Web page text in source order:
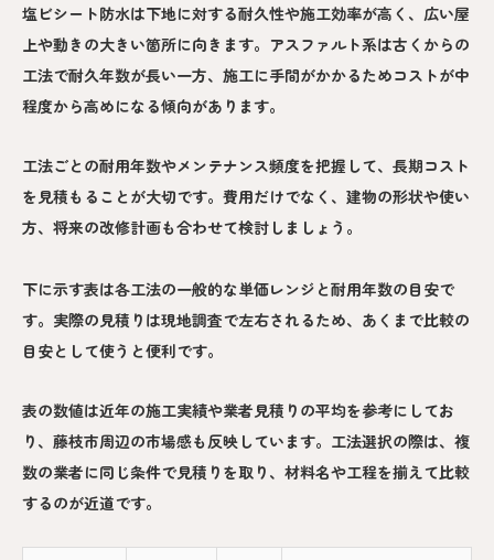
塩ビシート防水は下地に対する耐久性や施工効率が高く、広い屋
上や動きの大きい箇所に向きます。アスファルト系は古くからの
工法で耐久年数が長い一方、施工に手間がかかるためコストが中
程度から高めになる傾向があります。
工法ごとの耐用年数やメンテナンス頻度を把握して、長期コスト
を見積もることが大切です。費用だけでなく、建物の形状や使い
方、将来の改修計画も合わせて検討しましょう。
下に示す表は各工法の一般的な単価レンジと耐用年数の目安で
す。実際の見積りは現地調査で左右されるため、あくまで比較の
目安として使うと便利です。
表の数値は近年の施工実績や業者見積りの平均を参考にしてお
り、藤枝市周辺の市場感も反映しています。工法選択の際は、複
数の業者に同じ条件で見積りを取り、材料名や工程を揃えて比較
するのが近道です。